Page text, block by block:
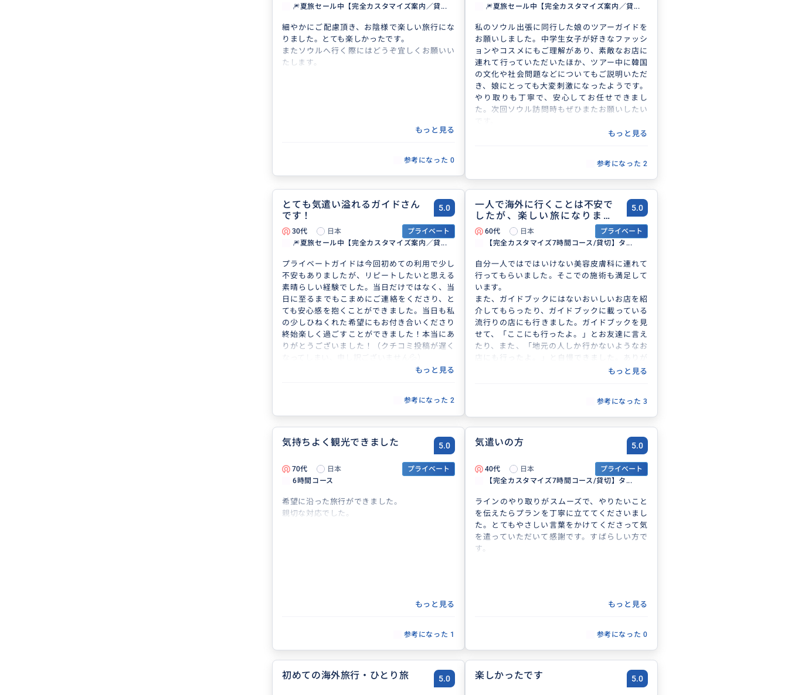
🎆夏旅セール中【完全カスタマイズ案内／貸...
細やかにご配慮頂き、お陰様で楽しい旅行にな
りました。とても楽しかったです。
またソウルへ行く際にはどうぞ宜しくお願いい
たします。
もっと見る
参考になった 0
🎆夏旅セール中【完全カスタマイズ案内／貸...
私のソウル出張に同行した娘のツアーガイドを
お願いしました。中学生女子が好きなファッシ
ョンやコスメにもご理解があり、素敵なお店に
連れて行っていただいたほか、ツアー中に韓国
の文化や社会問題などについてもご説明いただ
き、娘にとっても大変刺激になったようです。
やり取りも丁寧で、安心してお任せできまし
た。次回ソウル訪問時もぜひまたお願いしたい
もっと見る
参考になった 2
とても気遣い溢れるガイドさん
です！
5.0
30代 日本
プライベート
🎆夏旅セール中【完全カスタマイズ案内／貸...
プライベートガイドは今回初めての利用で少し
不安もありましたが、リピートしたいと思える
素晴らしい経験でした。当日だけではなく、当
日に至るまでもこまめにご連絡をくださり、と
ても安心感を抱くことができました。当日も私
の少しひねくれた希望にもお付き合いくださり
終始楽しく過ごすことができました！本当にあ
りがとうございました！（クチコミ投稿が遅く
もっと見る
参考になった 2
一人で海外に行くことは不安で
したが、楽しい旅になりまし
た。
5.0
60代 日本
プライベート
【完全カスタマイズ7時間コース/貸切】タ...
自分一人ではではいけない美容皮膚科に連れて
行ってもらいました。そこでの施術も満足して
います。
また、ガイドブックにはないおいしいお店を紹
介してもらったり、ガイドブックに載っている
流行りの店にも行きました。ガイドブックを見
せて、「ここにも行ったよ。」とお友達に言え
たり、また、「地元の人しか行かないようなお
店にも行ったよ。」と自慢できました。ありが
もっと見る
参考になった 3
気持ちよく観光できました 5.0
70代 日本
プライベート
6時間コース
希望に沿った旅行ができました。
親切な対応でした。
もっと見る
参考になった 1
気遣いの方 5.0
40代 日本
プライベート
【完全カスタマイズ7時間コース/貸切】タ...
ラインのやり取りがスムーズで、やりたいこと
を伝えたらプランを丁寧に立ててくださいまし
た。とてもやさしい言葉をかけてくださって気
を遣っていただいて感謝です。すばらしい方で
す。
もっと見る
参考になった 0
初めての海外旅行・ひとり旅 5.0 楽しかったです 5.0